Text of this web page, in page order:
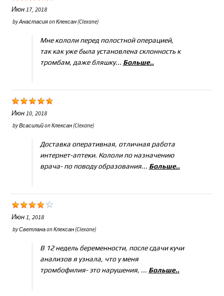
Июн 17, 2018
byАнастасияonКлексан (Clexane)
Мне кололи перед полостной операцией,
так как уже была установлена склонность к
тромбам, даже бляшку... Больше..
Июн 10, 2018
byВсасилийonКлексан (Clexane)
Доставка оперативная, отличная работа
интернет-аптеки. Кололи по назначению
врача- по поводу образования... Больше..
Июн 1, 2018
byСветланаonКлексан (Clexane)
В 12 недель беременности, после сдачи кучи
анализов я узнала, что у меня
тромбофилия- это нарушения, ... Больше..